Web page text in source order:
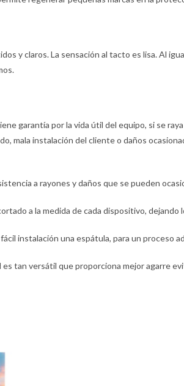
y claros. La sensación al tacto es lisa. Al
garantía por la vida útil del equipo, si se
mala instalación del cliente o daños
a rayones y daños que se pueden
a la medida de cada dispositivo,
instalación una espátula, para un proceso
tan versátil que proporciona mejor agarre